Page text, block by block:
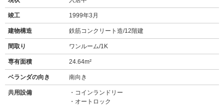
竣工 1999年3月
建物構造 鉄筋コンクリート造/12階建
間取り ワンルーム/1K
専有面積 24.64m²
ベランダの向き 南向き
共用設備
コインランドリー
オートロック